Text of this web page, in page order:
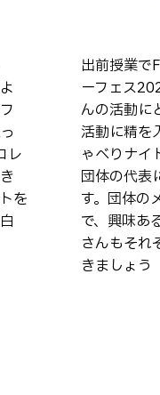
レ
を
出前授業で
ーフェス
んの活動に
活動に精を
ゃべりナイ
団体の代表
す。団体の
で、興味あ
さんもそれ
きましょう